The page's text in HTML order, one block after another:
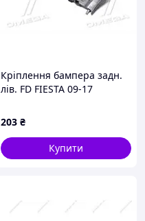
Кріплення бампера задн.
лів. FD FIESTA 09-17
203 ₴
Купити